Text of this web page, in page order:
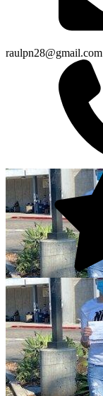
raulpn28@gmail.com